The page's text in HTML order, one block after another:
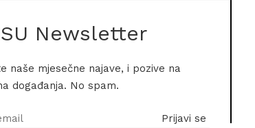
Newsletter
naše mjesečne najave, i pozive na
događanja. No spam.